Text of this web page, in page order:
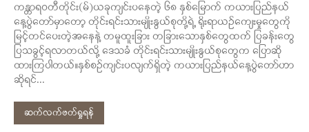
ကန္တာရဝတီတိုင်း(မ်)ယခုကျင်းပနေတဲ့ ၆၈ နှစ်မြောက် ကယားပြည်နယ်
နေ့ပွဲတော်မှာတော့ တိုင်းရင်းသားမျိုးနွယ်စုတို့ရဲ့ ရိုးရာယဉ်ကျေးမှုတွေကို
မြင့်တင်ပေးတဲ့အနေနဲ့ တမူထူးခြား တခြားသောနှစ်တွေထက် ပြခန်းတွေ
ပြသခွင့်ရလာတယ်လို့ ဒေသခံ တိုင်းရင်းသားမျိုးနွယ်စုတွေက ပြောဆို
ထားကြပါတယ်။နှစ်စဉ်ကျင်းပလျက်ရှိတဲ့ ကယားပြည်နယ်နေ့ပွဲတော်ဟာ
ဆိုရင်...
ဆက်လက်ဖတ်ရှုရန်